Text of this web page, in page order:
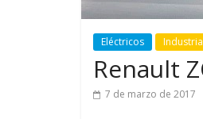
Eléctricos Industria
Renault
7 de marzo de 2017